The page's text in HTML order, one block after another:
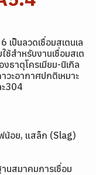
ป็นลวดเชื่อมสเตนเล
ช้สำหรับงานเชื่อมสเต
ธาตุโครเมียม-นิเกิล
วะอากาศปกติเหมาะ
304
น้อย, แสล็ก (Slag)
นสมาคมการเชื่อม